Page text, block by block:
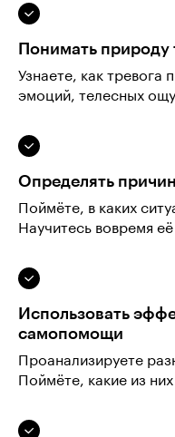
Понимать природу
Узнаете, как тревога
эмоций, телесных
Определять
Поймёте, в каких
Научитесь вовремя
Использовать
самопомощи
Проанализируете
Поймёте, какие из